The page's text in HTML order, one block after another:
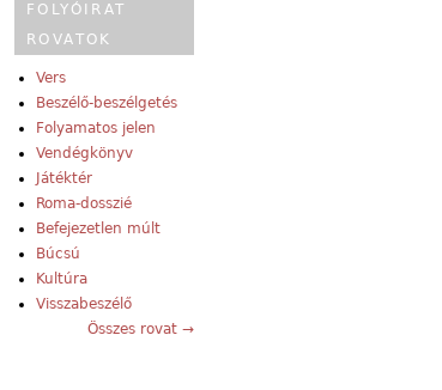
FOLYÓIRAT
ROVATOK
Vers
Beszélő-beszélgetés
Folyamatos jelen
Vendégkönyv
Játéktér
Roma-dosszié
Befejezetlen múlt
Búcsú
Kultúra
Visszabeszélő
Összes rovat →